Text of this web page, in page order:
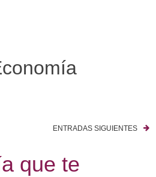
ENTRADAS SIGUIENTES
que te